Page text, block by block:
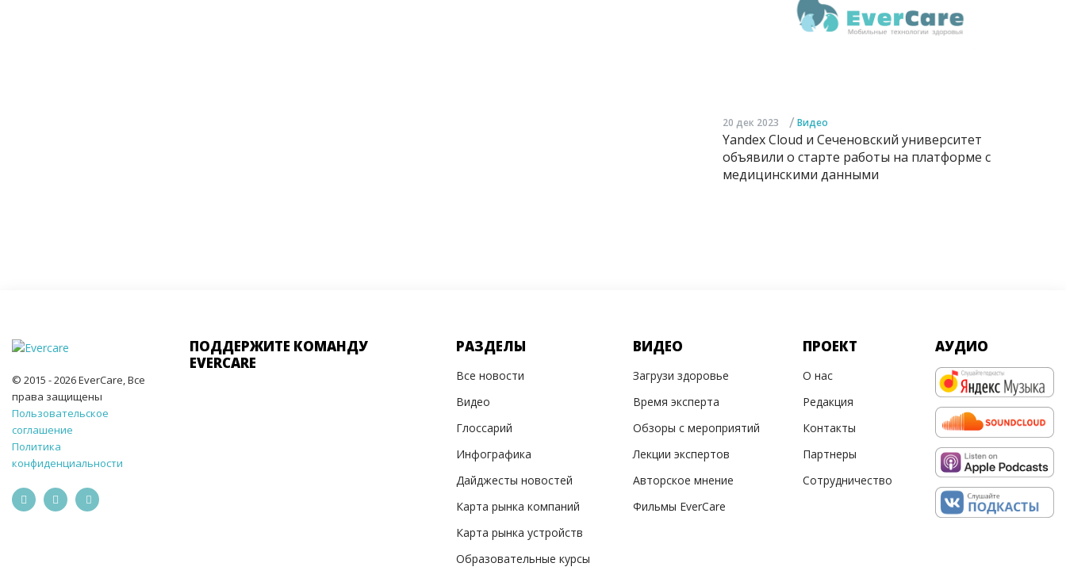
20 дек 2023 / Видео
Yandex Cloud и Сеченовский университет
объявили о старте работы на платформе с
медицинскими данными
© 2015 - 2026 EverCare, Все
права защищены
Пользовательское
соглашение
Политика
конфиденциальности
ПОДДЕРЖИТЕ КОМАНДУ
EVERCARE
РАЗДЕЛЫ
Все новости
Видео
Глоссарий
Инфографика
Дайджесты новостей
Карта рынка компаний
Карта рынка устройств
Образовательные курсы
ВИДЕО
Загрузи здоровье
Время эксперта
Обзоры с мероприятий
Лекции экспертов
Авторское мнение
Фильмы EverCare
ПРОЕКТ
О нас
Редакция
Контакты
Партнеры
Сотрудничество
АУДИО